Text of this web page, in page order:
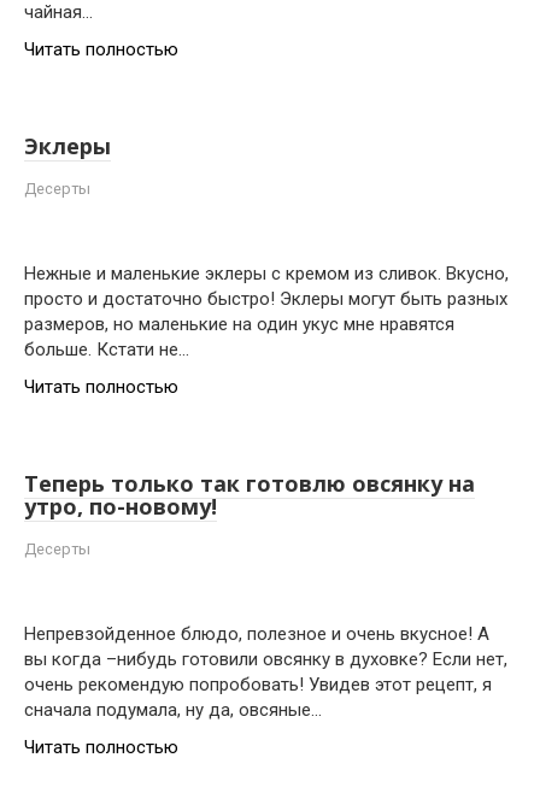
чайная…
Читать полностью
Эклеры
Десерты
Нежные и маленькие эклеры с кремом из сливок. Вкусно,
просто и достаточно быстро! Эклеры могут быть разных
размеров, но маленькие на один укус мне нравятся
больше. Кстати не…
Читать полностью
Теперь только так готовлю овсянку на
утро, по-новому!
Десерты
Непревзойденное блюдо, полезное и очень вкусное! А
вы когда –нибудь готовили овсянку в духовке? Если нет,
очень рекомендую попробовать! Увидев этот рецепт, я
сначала подумала, ну да, овсяные…
Читать полностью